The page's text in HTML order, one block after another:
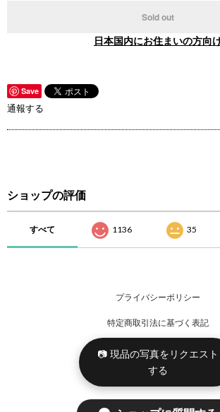
Sold out
日本国内にお住まいの方向
Save
通報する
ショップの評価
すべて 1136 35
プライバシーポリシー
特定商取引法に基づく表記
📷 現品の写真をリクエスト
する